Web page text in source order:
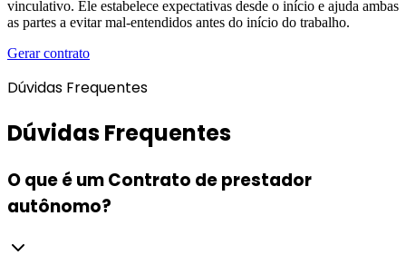
vinculativo. Ele estabelece expectativas desde o início e ajuda ambas
as partes a evitar mal-entendidos antes do início do trabalho.
Gerar contrato
Dúvidas Frequentes
Dúvidas Frequentes
O que é um Contrato de prestador
autônomo?